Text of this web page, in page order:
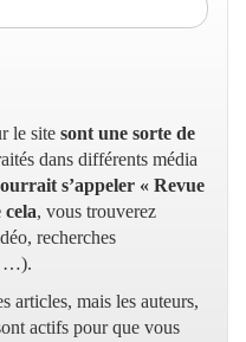
le site sont une sorte de
dans différents média
s’appeler « Revue
cela, vous trouverez
recherches
…).
articles, mais les auteurs,
actifs pour que vous